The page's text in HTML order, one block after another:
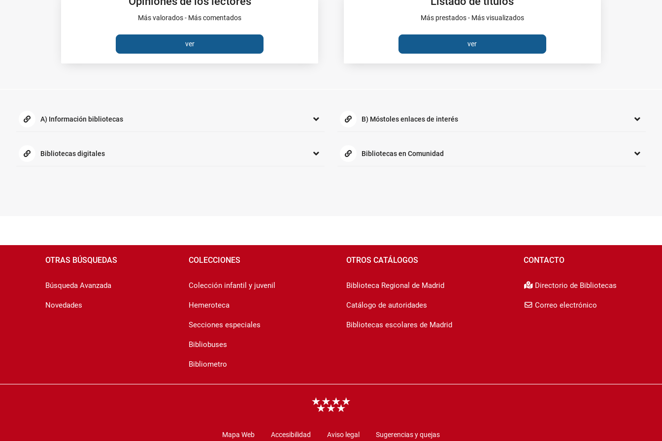
Más valorados - Más comentados
ver
Más prestados - Más visualizados
ver
interés:A) Información bibliotecas B) Móstoles enlaces de interés
Bibliotecas digitales Bibliotecas en Comunidad
OTRAS BÚSQUEDAS
Búsqueda Avanzada
Novedades
COLECCIONES
Colección infantil y juvenil
Hemeroteca
Secciones especiales
Bibliobuses
Bibliometro
OTROS CATÁLOGOS
Biblioteca Regional de Madrid
Catálogo de autoridades
Bibliotecas escolares de Madrid
CONTACTO
Directorio de Bibliotecas
Correo electrónico
Mapa Web Accesibilidad Aviso legal Sugerencias y quejas